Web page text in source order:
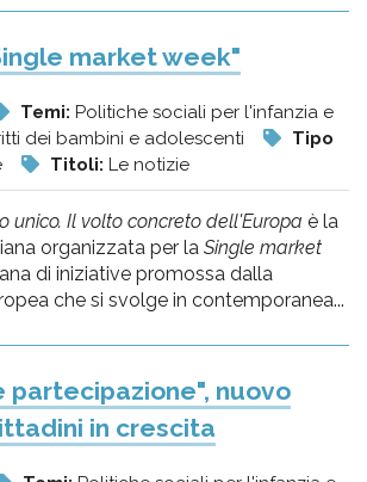
market week"
Temi: Politiche sociali per l'infanzia e
dei bambini e adolescenti
Tipo
Titoli: Le notizie
unico. Il volto concreto dell'Europa è la
organizzata per la Single market
di iniziative promossa dalla
che si svolge in contemporanea...
partecipazione", nuovo
in crescita